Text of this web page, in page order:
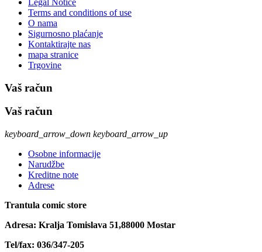
Legal Notice
Terms and conditions of use
O nama
Sigurnosno plaćanje
Kontaktirajte nas
mapa stranice
Trgovine
Vaš račun
Vaš račun
keyboard_arrow_down keyboard_arrow_up
Osobne informacije
Narudžbe
Kreditne note
Adrese
Trantula comic store
Adresa: Kralja Tomislava 51,88000 Mostar
Tel/fax: 036/347-205